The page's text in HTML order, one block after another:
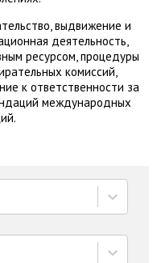
выдвижение и
деятельность,
ресурсом, процедуры
комиссий,
к ответственности за
международных